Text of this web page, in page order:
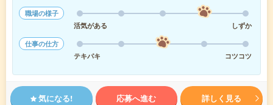
職場の様子
活気がある
しずか
仕事の仕方
テキパキ
コツコツ
気になる! 応募へ進む 詳しく見る